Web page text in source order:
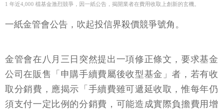
1 年近4,000 檔基金激烈競爭，因一紙公告，揭開業者在費用收取上創新的玄機。
一紙金管會公告，吹起投信界殺價競爭號角。
金管會在八月三日突然提出一項修正條文，要求基金
公司在販售「申購手續費屬後收型基金」者，若有收
取分銷費，應揭示「手續費雖可遞延收取，惟每年仍
須支付一定比例的分銷費，可能造成實際負擔費用增